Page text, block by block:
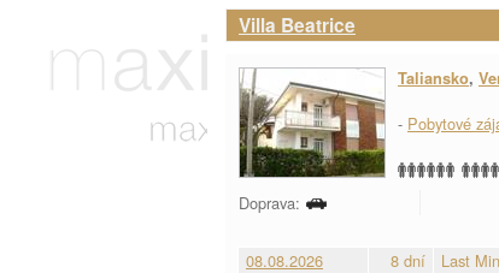
Villa Beatrice
Taliansko,
- Pobytové
Doprava:
08.08.2026 8 dní Last